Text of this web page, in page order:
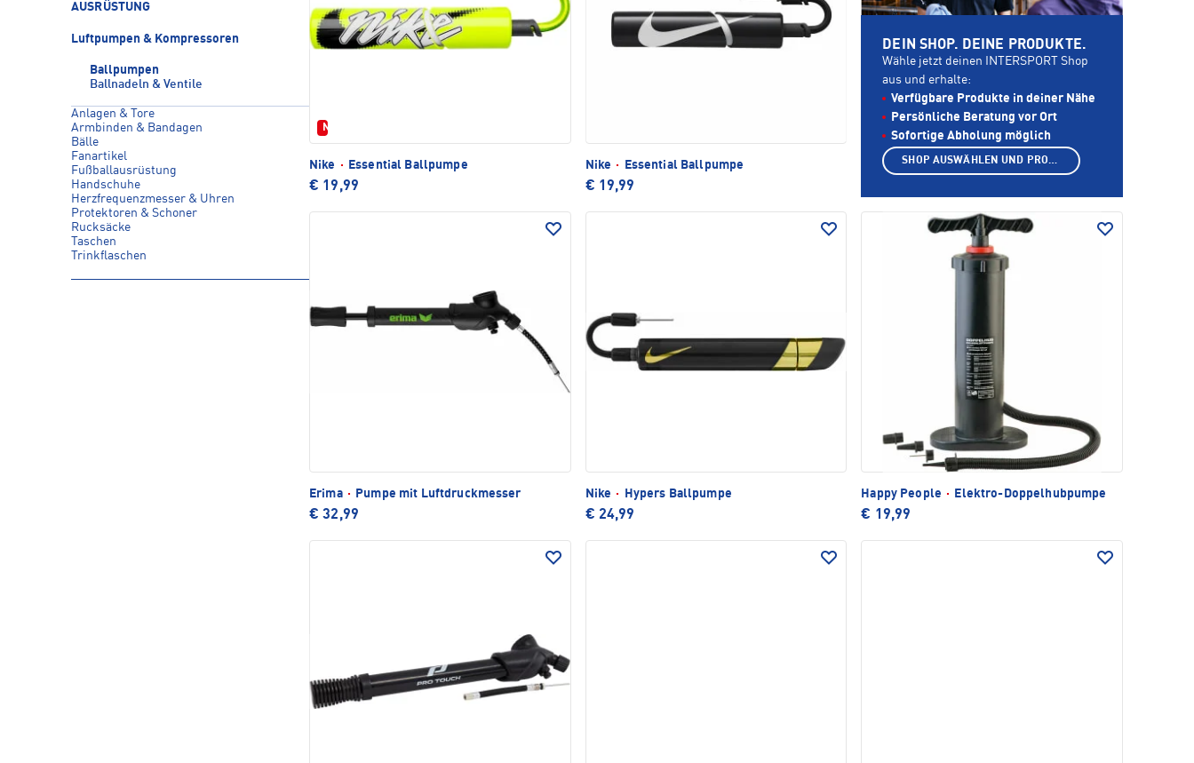
AUSRÜSTUNG
Luftpumpen & Kompressoren
Ballpumpen
Ballnadeln & Ventile
Anlagen & Tore
Armbinden & Bandagen
Bälle
Fanartikel
Fußballausrüstung
Handschuhe
Herzfrequenzmesser & Uhren
Protektoren & Schoner
Rucksäcke
Taschen
Trinkflaschen
Neu
Nike · Essential Ballpumpe
€ 19,99
Nike · Essential Ballpumpe
€ 19,99
Erima · Pumpe mit Luftdruckmesser
€ 32,99
Nike · Hypers Ballpumpe
€ 24,99
Happy People · Elektro-Doppelhubpumpe
€ 19,99
DEIN SHOP. DEINE PRODUKTE.
Wähle jetzt deinen INTERSPORT Shop
aus und erhalte:
Verfügbare Produkte in deiner Nähe
Persönliche Beratung vor Ort
Sofortige Abholung möglich
SHOP AUSWÄHLEN UND PRODUKTE ANZEIGEN